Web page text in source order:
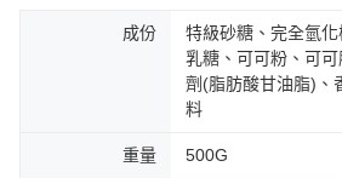
成份
特級砂糖、完全氫化
乳糖、可可粉、可
劑(脂肪酸甘油脂)、
料
重量 500G